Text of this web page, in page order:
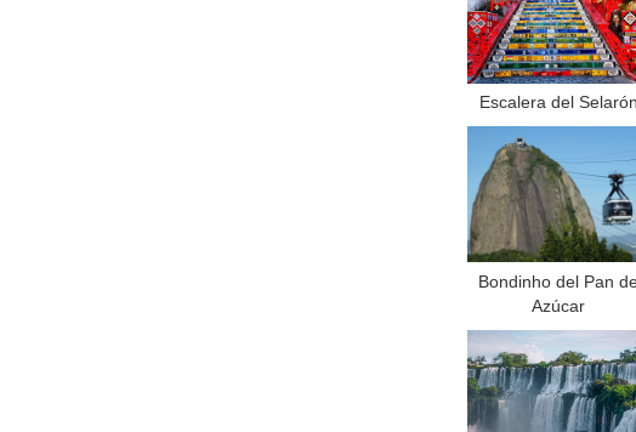
Escalera del Selarón
Bondinho del Pan
Azúcar